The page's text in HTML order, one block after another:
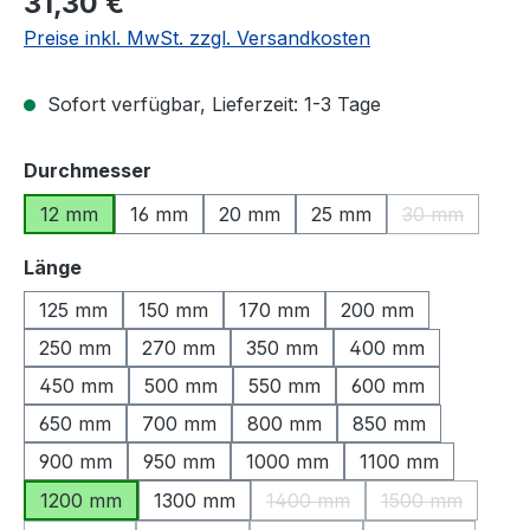
Preise inkl. MwSt. zzgl. Versandkosten
Sofort verfügbar, Lieferzeit: 1-3 Tage
Durchmesser
12 mm
16 mm 20 mm 25 mm 30 mm
(Diese
Längeauswählen
125 mm
150 mm 170 mm
200 mm
250 mm
270 mm 350 mm
400 mm
450 mm
500 mm 550 mm
600 mm
650 mm
700 mm 800 mm
850 mm
900 mm
950 mm 1000 mm
1100 mm
1200 mm
1300 mm 1400 mm
(Diese Option ist zurzeit
1500 mm
(Diese